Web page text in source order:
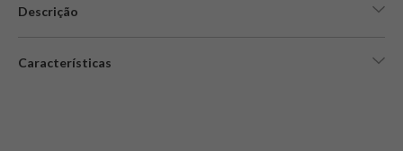
Descrição
Características